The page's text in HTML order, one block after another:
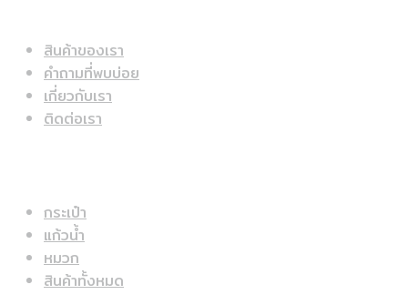
สินค้าของเรา
คำถามที่พบบ่อย
เกี่ยวกับเรา
ติดต่อเรา
กระเป๋า
แก้วน้ำ
หมวก
สินค้าทั้งหมด